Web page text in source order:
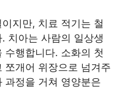
지만, 치료 적기는 철
치아는 사람의 일상생
수행합니다. 소화의 첫
쪼개어 위장으로 넘겨주
과정을 거쳐 영양분은